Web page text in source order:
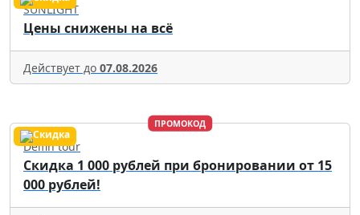
SUNLIGHT
Цены снижены на всё
Действует до 07.08.2026
ПРОМОКОД
Delfin tour
Скидка 1 000 рублей при бронировании от 15
000 рублей!